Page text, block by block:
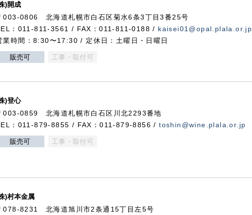
)開成
003-0806 北海道札幌市白石区菊水6条3丁目3番25号
：011-811-3561 / FAX：011-811-0188 / kaisei01@opal.plala.or.jp
業時間：8:30〜17:30 / 定休日：土曜日・日曜日
販売可 工事・取付可
)登心
003-0859 北海道札幌市白石区川北2293番地
：011-879-8855 / FAX：011-879-8856 /toshin@wine.plala.or.jp
販売可 工事・取付可
)村本金属
078-8231 北海道旭川市2条通15丁目左5号